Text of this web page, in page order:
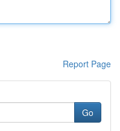
Report Page
Go